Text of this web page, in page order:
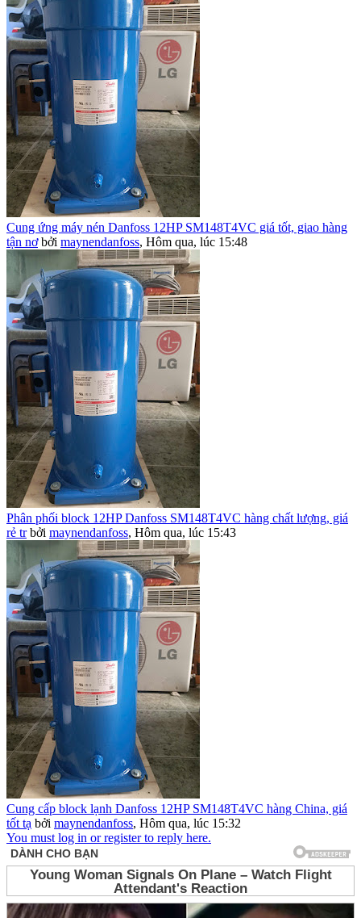
Cung ứng máy nén Danfoss 12HP SM148T4VC giá tốt, giao hàng
tận nơ bởi maynendanfoss, Hôm qua, lúc 15:48
Phân phối block 12HP Danfoss SM148T4VC hàng chất lượng, giá
rẻ tr bởi maynendanfoss, Hôm qua, lúc 15:43
Cung cấp block lạnh Danfoss 12HP SM148T4VC hàng China, giá
tốt tạ bởi maynendanfoss, Hôm qua, lúc 15:32
You must log in or register to reply here.